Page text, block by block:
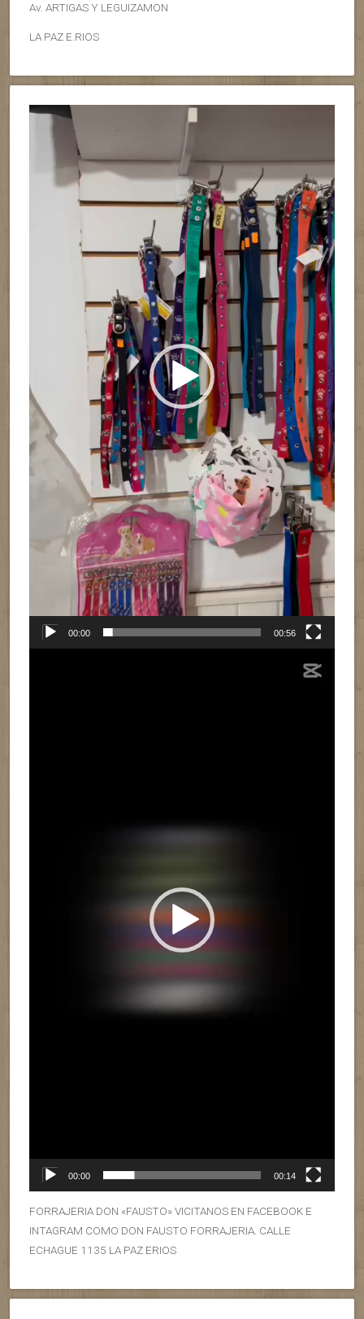
Av. ARTIGAS Y LEGUIZAMON
LA PAZ E.RIOS
Reproductor
00:00 00:56
00:00 00:14
FORRAJERIA DON «FAUSTO» VICITANOS EN FACEBOOK E
INTAGRAM COMO DON FAUSTO FORRAJERIA. CALLE
ECHAGUE 1135 LA PAZ ERIOS